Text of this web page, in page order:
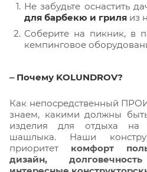
Не забудьте оснастить
для барбекю и гриля из
Соберите на пикник, в
кемпинговое
‒ Почему KOLUNDROV?
Как непосредственный
знаем, какими должны
изделия для отдыха на
шашлыка. Наши
приоритет комфорт
дизайн,